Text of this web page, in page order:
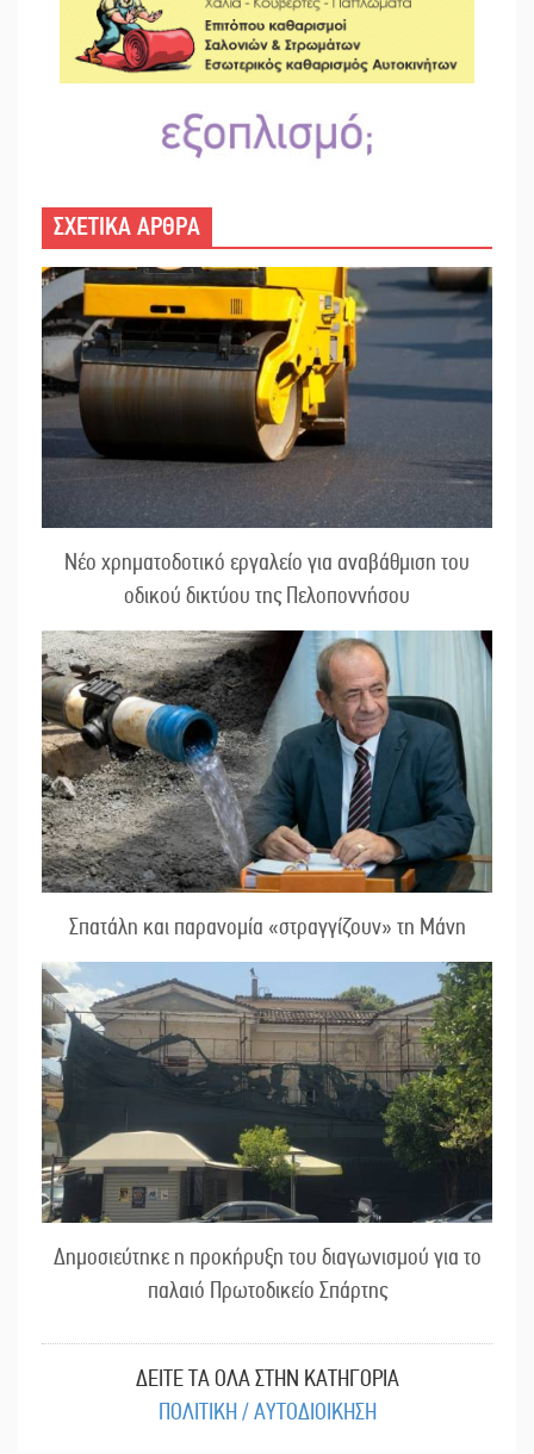
ΣΧΕΤΙΚΑ ΑΡΘΡΑ
Νέο χρηματοδοτικό εργαλείο για αναβάθμιση του
οδικού δικτύου της Πελοποννήσου
Σπατάλη και παρανομία «στραγγίζουν» τη Μάνη
Δημοσιεύτηκε η προκήρυξη του διαγωνισμού για το
παλαιό Πρωτοδικείο Σπάρτης
ΔΕΙΤΕ ΤΑ ΟΛΑ ΣΤΗΝ ΚΑΤΗΓΟΡΙΑ
ΠΟΛΙΤΙΚΗ / ΑΥΤΟΔΙΟΙΚΗΣΗ